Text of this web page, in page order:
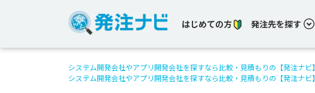
はじめての方 発注先を探す
システム開発会社やアプリ開発会社を探すなら比較・見積もりの【発注ナビ】
システム開発会社やアプリ開発会社を探すなら比較・見積もりの【発注ナビ】